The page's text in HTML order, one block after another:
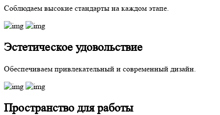
Соблюдаем высокие стандарты на каждом этапе.
Эстетическое удовольствие
Обеспечиваем привлекательный и современный дизайн.
Пространство для работы